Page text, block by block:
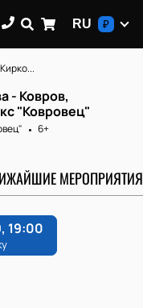
RU ₽
- Ковров,
"Ковровец"
6+
МЕРОПРИЯТИЯ